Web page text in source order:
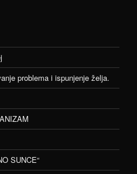
problema i ispunjenje želja.
SUNCE“